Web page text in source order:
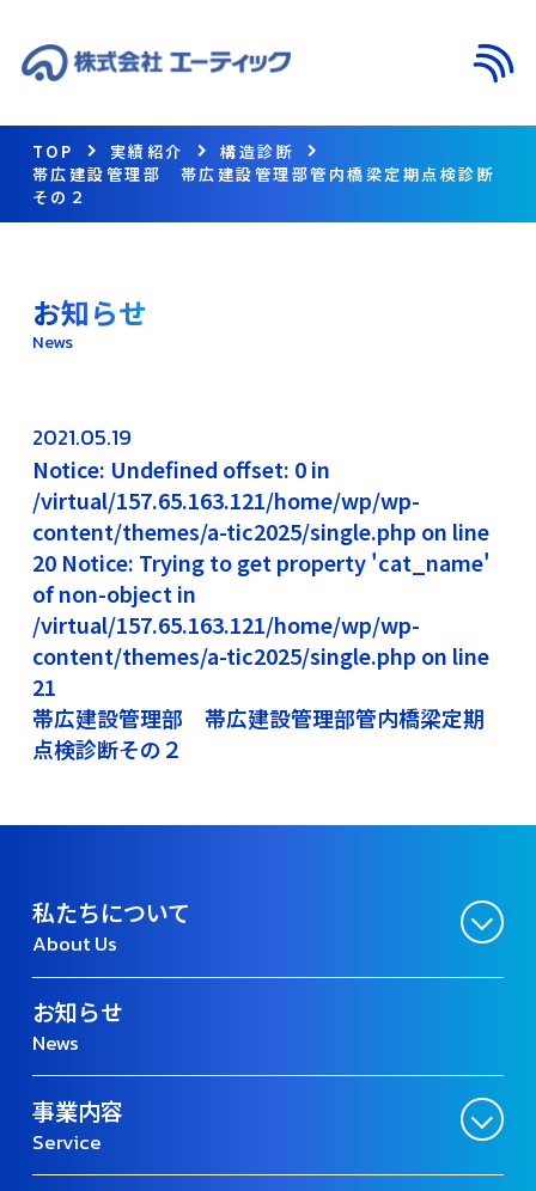
TOP 実績紹介
構造診断
帯広建設管理部 帯広建設管理部管内橋梁定期点検診断
その２
お知らせ
News
2021.05.19
Notice: Undefined offset: 0 in
/virtual/157.65.163.121/home/wp/wp-
content/themes/a-tic2025/single.php on line
20 Notice: Trying to get property 'cat_name'
of non-object in
/virtual/157.65.163.121/home/wp/wp-
content/themes/a-tic2025/single.php on line
21
帯広建設管理部 帯広建設管理部管内橋梁定期
点検診断その２
私たちについて
About Us
お知らせ
News
事業内容
Service